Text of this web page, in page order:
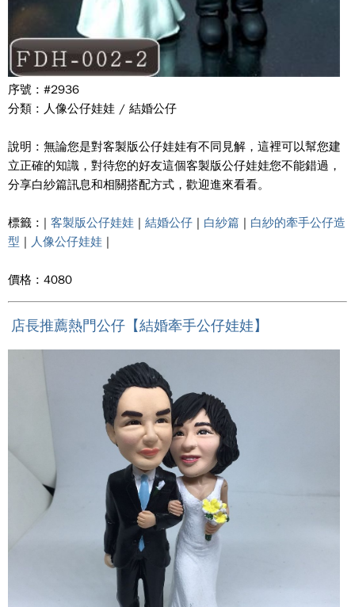
序號 : #2936
分類 : 人像公仔娃娃 / 結婚公仔
說明 : 無論您是對客製版公仔娃娃有不同見解，這裡可以幫您建
立正確的知識，對待您的好友這個客製版公仔娃娃您不能錯過，
分享白紗篇訊息和相關搭配方式，歡迎進來看看。
標籤 : | 客製版公仔娃娃 | 結婚公仔 | 白紗篇 | 白紗的牽手公仔造
型 | 人像公仔娃娃 |
價格 : 4080
店長推薦熱門公仔【結婚牽手公仔娃娃】